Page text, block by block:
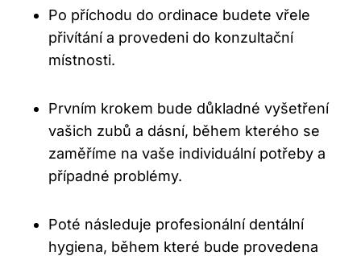
Po příchodu do ordinace budete vřele
přivítání a provedeni do konzultační
místnosti.
Prvním krokem bude důkladné vyšetření
vašich zubů a dásní, během kterého se
zaměříme na vaše individuální potřeby a
případné problémy.
Poté následuje profesionální dentální
hygiena, během které bude provedena